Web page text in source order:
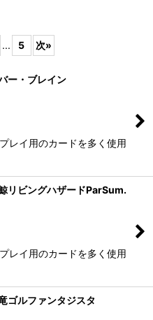
... 5 次»
ー・ブレイン
レイ用のカードを多く使用
リビングハザードParSum.
レイ用のカードを多く使用
ゴルファンタジスタ